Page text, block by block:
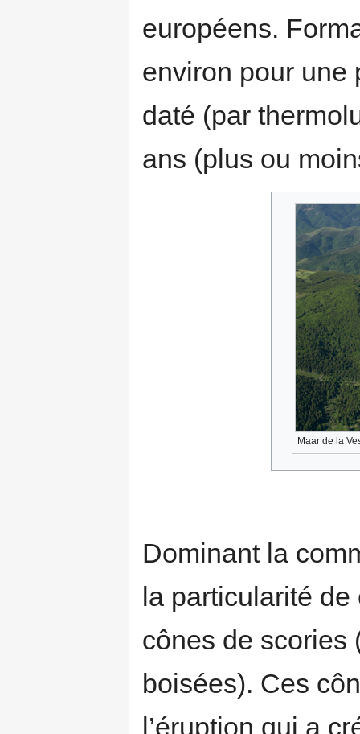
européens.
environ pour une
daté (par
ans (plus ou
Maar de la
Dominant la
la particularité
cônes de scories
boisées). Ces
l’éruption qui a